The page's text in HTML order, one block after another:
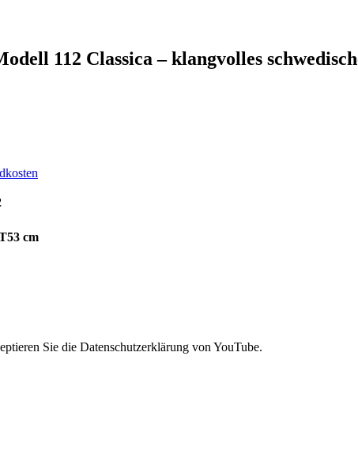
112 Classica – klangvolles
cm
Sie die Datenschutzerklärung von YouTube.